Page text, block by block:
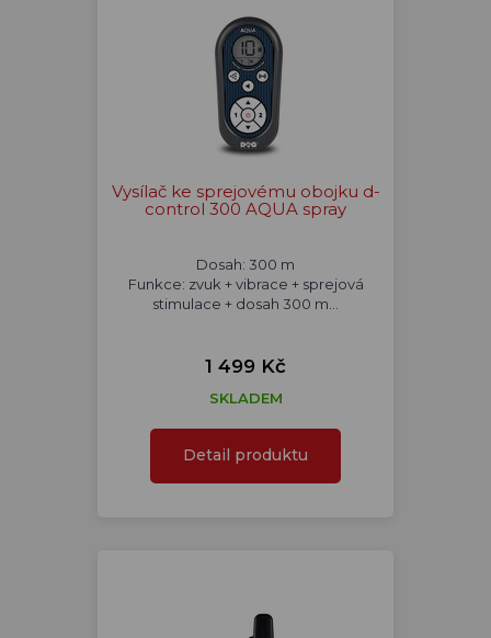
Vysílač ke sprejovému obojku d-
control 300 AQUA spray
Dosah: 300 m
Funkce: zvuk + vibrace + sprejová
stimulace + dosah 300 m...
1 499 Kč
SKLADEM
Detail produktu